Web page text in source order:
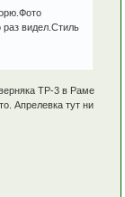
раз видел.Стиль
ТР-3 в Раме
Апрелевка тут ни